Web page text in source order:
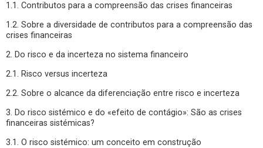
1.1. Contributos para a compreensão das crises financeiras
1.2. Sobre a diversidade de contributos para a compreensão das
crises financeiras
2. Do risco e da incerteza no sistema financeiro
2.1. Risco versus incerteza
2.2. Sobre o alcance da diferenciação entre risco e incerteza
3. Do risco sistémico e do «efeito de contágio»: São as crises
financeiras sistémicas?
3.1. O risco sistémico: um conceito em construção